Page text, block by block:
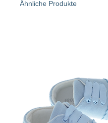
Ähnliche Produkte